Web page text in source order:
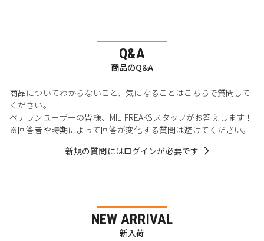
Q&A
商品のQ&A
商品についてわからないこと、気になることはこちらで質問して
ください。
ベテランユーザーの皆様、MIL-FREAKSスタッフがお答えします！
※回答者や時期によって回答が変化する質問は避けてください。
新規の質問にはログインが必要です
NEW ARRIVAL
新入荷